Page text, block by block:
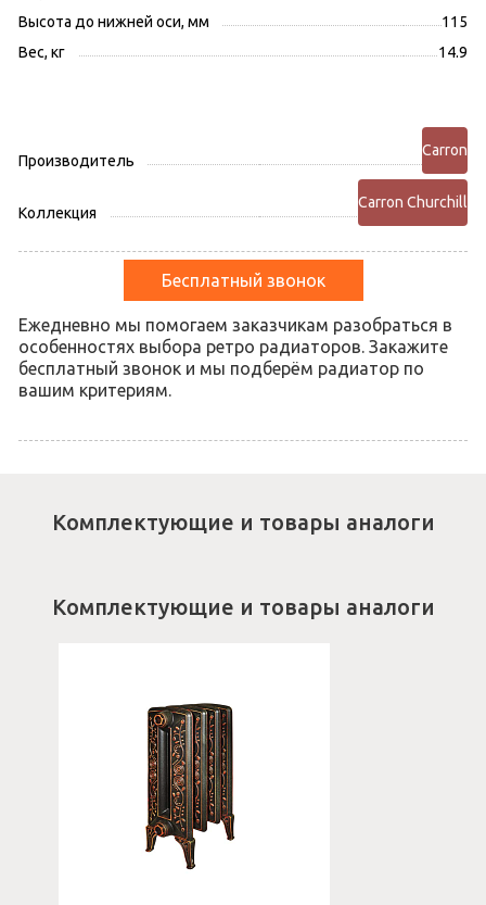
Высота до нижней оси, мм
115
Вес, кг
14.9
Производитель
Carron
Коллекция
Carron Churchill
Бесплатный звонок
Ежедневно мы помогаем заказчикам разобраться в
особенностях выбора ретро радиаторов. Закажите
бесплатный звонок и мы подберём радиатор по
вашим критериям.
Комплектующие и товары аналоги
Комплектующие и товары аналоги